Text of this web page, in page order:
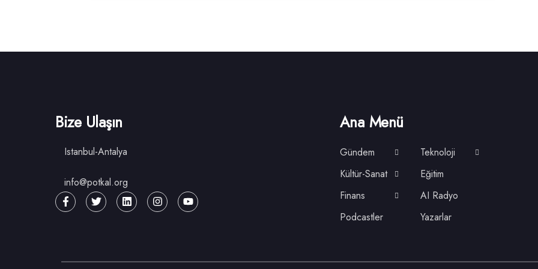
Bize Ulaşın
Istanbul-Antalya
info@potkal.org
Ana Menü
Gündem
Teknoloji
Kültür-Sanat
Eğitim
Finans
AI Radyo
Podcastler
Yazarlar